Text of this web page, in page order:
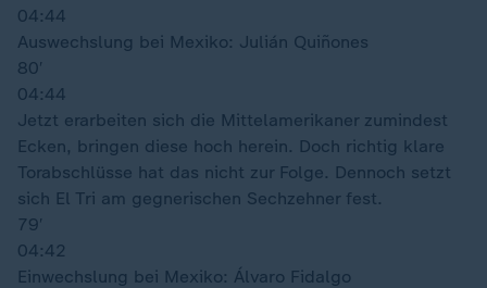
04:44
Auswechslung bei Mexiko: Julián Quiñones
80′
04:44
Jetzt erarbeiten sich die Mittelamerikaner zumindest
Ecken, bringen diese hoch herein. Doch richtig klare
Torabschlüsse hat das nicht zur Folge. Dennoch setzt
sich El Tri am gegnerischen Sechzehner fest.
79′
04:42
Einwechslung bei Mexiko: Álvaro Fidalgo